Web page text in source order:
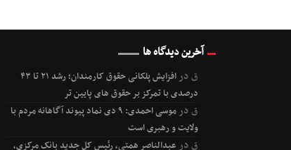
آخرین دیدگاه ها
قدر
افزایش پلکانی حقوق کارمندان؛ رشد ۲۱ تا ۴۳
درصدی با تمرکز بر حقوق های پایین تر
قدر
موسی احمدی: ۹ دی نماد پیوند آگاهانه مردم با
ولایت و رهبری است
قدر عبدالناصر همتی، رئیس کل جدید بانک مرکزی،